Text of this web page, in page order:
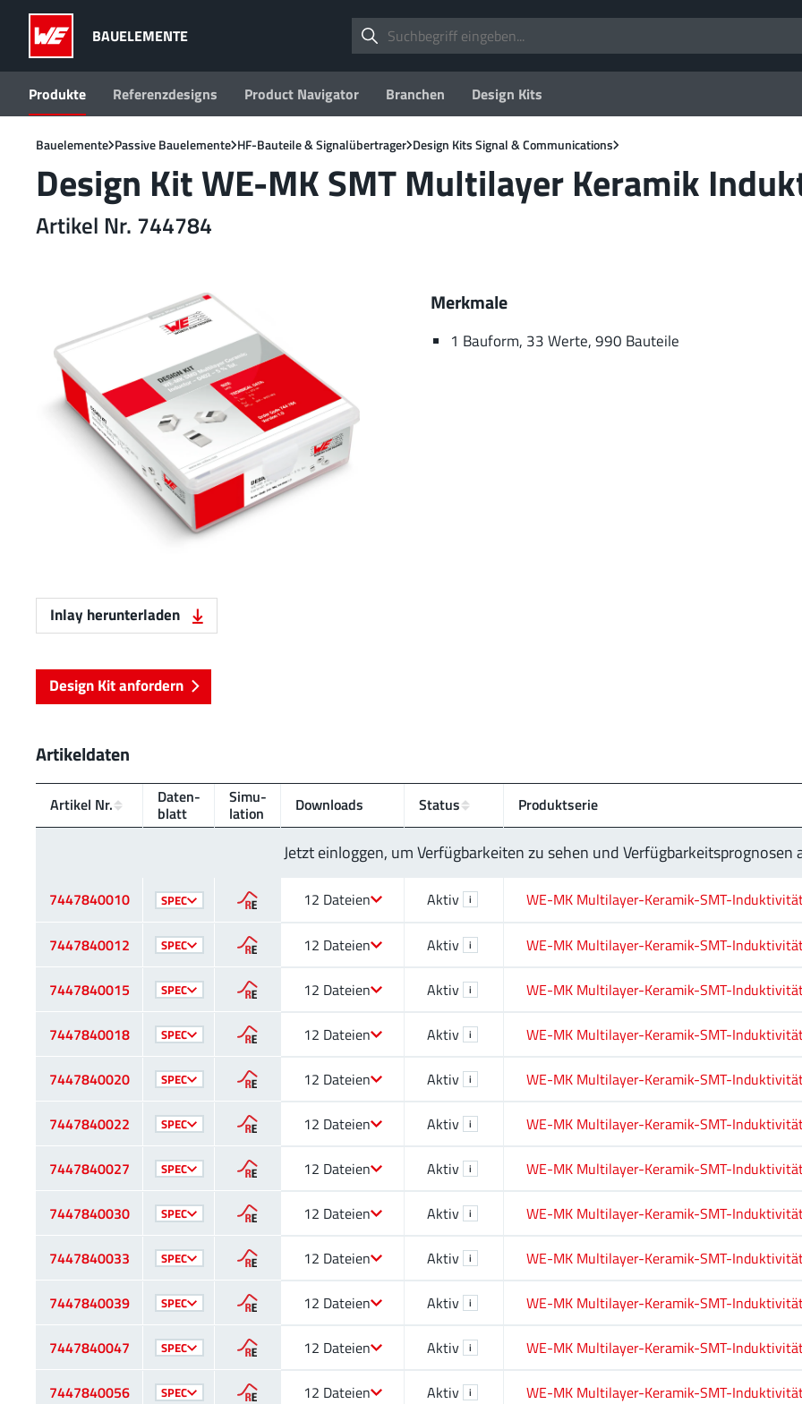
BAUELEMENTE
Produkte Referenzdesigns Product Navigator Branchen Design Kits
Bauelemente Passive Bauelemente HF-Bauteile & Signalübertrager Design Kits Signal & Communications
Design Kit WE-MK SMT Multilayer Keramik
Artikel Nr. 744784
Inlay herunterladen
Merkmale
1 Bauform, 33 Werte, 990 Bauteile
Design Kit anfordern
Artikeldaten
Jetzt einloggen, um Verfügbarkeiten zu sehen und Verfügbarkeitsprognosen
Artikel Nr. Daten­
blatt
Simu­
lation Downloads Status Produktserie
7447840010 SPEC 12 Dateien Aktiv i WE-MK Multilayer-Keramik-SMT-
7447840012 SPEC 12 Dateien Aktiv i WE-MK Multilayer-Keramik-SMT-
7447840015 SPEC 12 Dateien Aktiv i WE-MK Multilayer-Keramik-SMT-
7447840018 SPEC 12 Dateien Aktiv i WE-MK Multilayer-Keramik-SMT-
7447840020 SPEC 12 Dateien Aktiv i WE-MK Multilayer-Keramik-SMT-
7447840022 SPEC 12 Dateien Aktiv i WE-MK Multilayer-Keramik-SMT-
7447840027 SPEC 12 Dateien Aktiv i WE-MK Multilayer-Keramik-SMT-
7447840030 SPEC 12 Dateien Aktiv i WE-MK Multilayer-Keramik-SMT-
7447840033 SPEC 12 Dateien Aktiv i WE-MK Multilayer-Keramik-SMT-
7447840039 SPEC 12 Dateien Aktiv i WE-MK Multilayer-Keramik-SMT-
7447840047 SPEC 12 Dateien Aktiv i WE-MK Multilayer-Keramik-SMT-
7447840056 SPEC 12 Dateien Aktiv i WE-MK Multilayer-Keramik-SMT-